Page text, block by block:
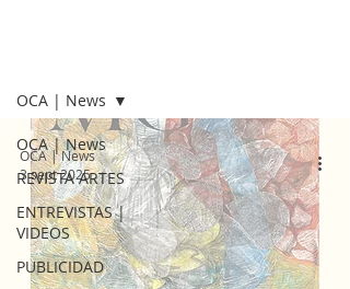
OCA | News
REVISTA ARTES
ENTREVISTAS |
VIDEOS
PUBLICIDAD
OCA | News
OCA | News
3 sept 2025